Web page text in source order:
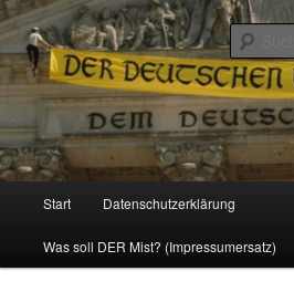
Reizzentrum
Politik, Wirtschaft, Soziales und Gesellschaft
Zum
Inhalt
Zum
sekundären
Start Datenschutzerklärung
Was soll DER Mist? (Impressumersatz)